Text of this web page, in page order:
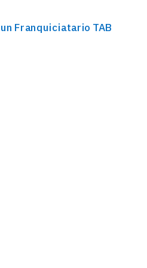
Franquiciatario TAB